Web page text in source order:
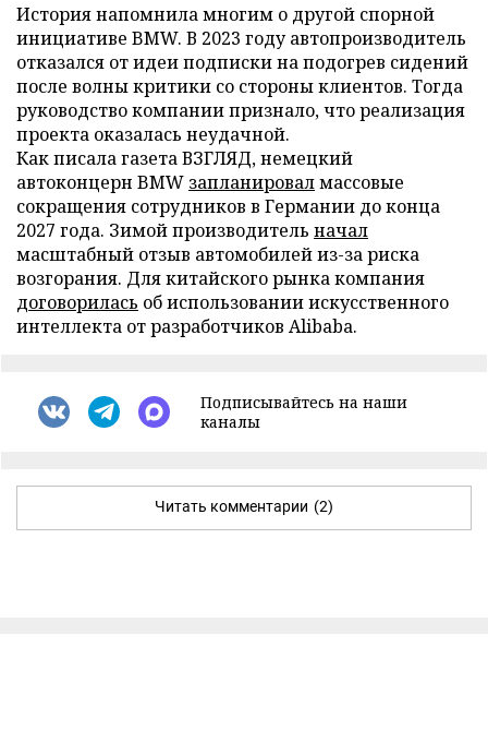
История напомнила многим о другой спорной
инициативе BMW. В 2023 году автопроизводитель
отказался от идеи подписки на подогрев сидений
после волны критики со стороны клиентов. Тогда
руководство компании признало, что реализация
проекта оказалась неудачной.
Как писала газета ВЗГЛЯД, немецкий
автоконцерн BMW запланировалмассовые
сокращения сотрудников в Германии до конца
2027 года. Зимой производитель начал
масштабный отзыв автомобилей из-за риска
возгорания. Для китайского рынка компания
договорилась об использовании искусственного
интеллекта от разработчиков Alibaba.
Подписывайтесь на наши
каналы
Читать комментарии (2)